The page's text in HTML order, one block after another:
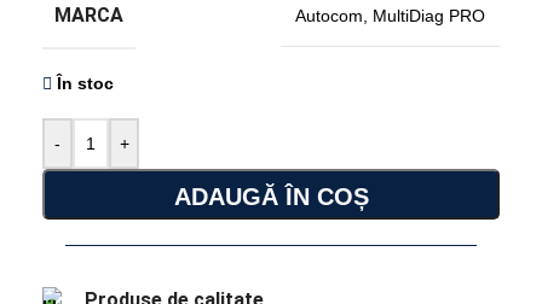
MARCA Autocom MultiDiag PRO
În stoc
- +
ADAUGĂ ÎN COȘ
Produse de calitate